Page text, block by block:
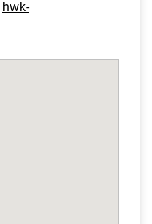
hwk-